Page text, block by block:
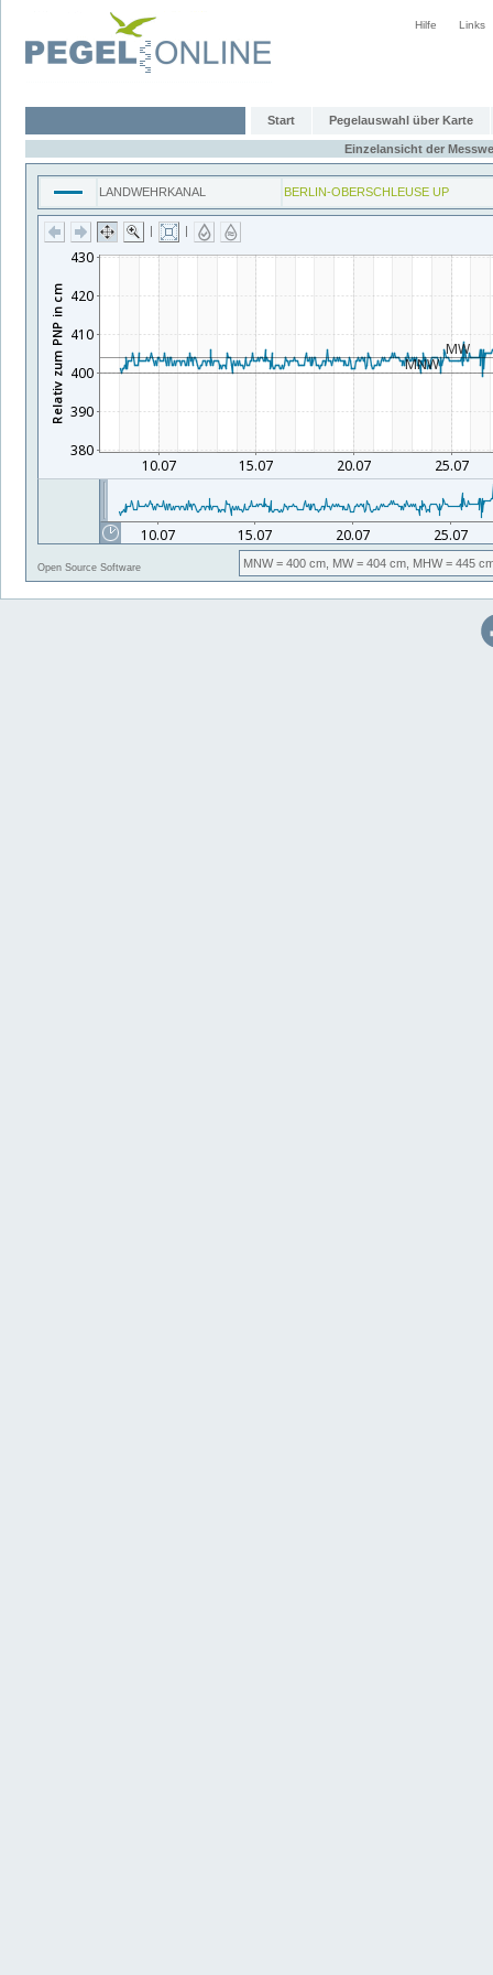
Hilfe Links
Start Pegelauswahl über Karte
Einzelansicht der
LANDWEHRKANAL BERLIN-OBERSCHLEUSE UP
| |
Open Source Software MNW= 400 cm, MW= 404 cm, MHW= 445